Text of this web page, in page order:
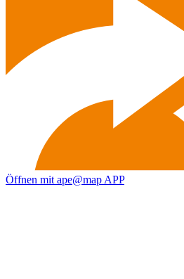
Öffnen mit ape@map APP